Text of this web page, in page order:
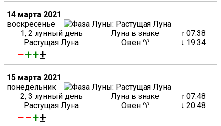
14 марта 2021
воскресенье
1, 2 лунный день
Растущая Луна
Луна в знаке
Овен ♈
↑ 07:38
↓ 19:34
−++±
15 марта 2021
понедельник
2, 3 лунный день
Растущая Луна
Луна в знаке
Овен ♈
↑ 07:48
↓ 20:48
−−+±